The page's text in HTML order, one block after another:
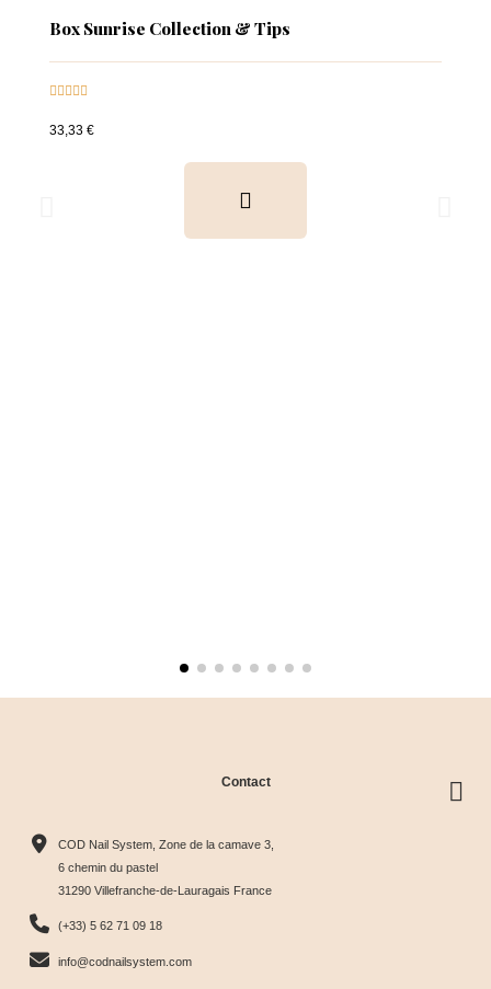
Box Sunrise Collection & Tips

33,33 €
Contact
COD Nail System, Zone de la camave 3,
6 chemin du pastel
31290 Villefranche-de-Lauragais France
(+33) 5 62 71 09 18
info@codnailsystem.com